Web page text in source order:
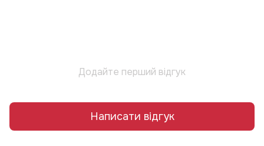
Додайте перший відгук
Написати відгук